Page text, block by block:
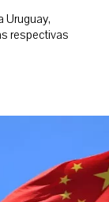
Uruguay,
respectivas